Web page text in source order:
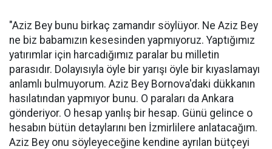
"Aziz Bey bunu birkaç zamandır söylüyor. Ne Aziz Bey
ne biz babamızın kesesinden yapmıyoruz. Yaptığımız
yatırımlar için harcadığımız paralar bu milletin
parasıdır. Dolayısıyla öyle bir yarışı öyle bir kıyaslamayı
anlamlı bulmuyorum. Aziz Bey Bornova'daki dükkanın
hasılatından yapmıyor bunu. O paraları da Ankara
gönderiyor. O hesap yanlış bir hesap. Günü gelince o
hesabın bütün detaylarını ben İzmirlilere anlatacağım.
Aziz Bey onu söyleyeceğine kendine ayrılan bütçeyi